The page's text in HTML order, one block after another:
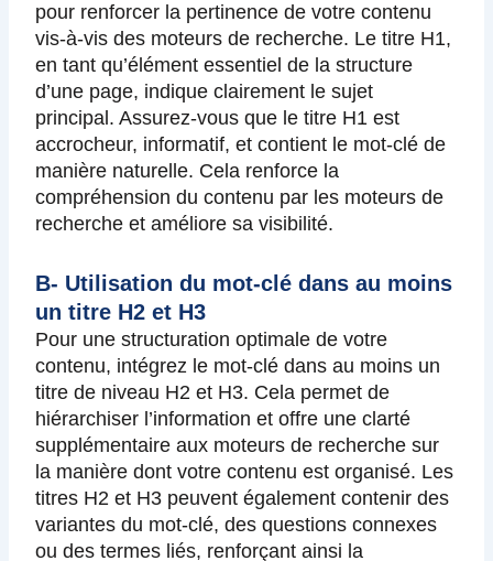
pour renforcer la pertinence de votre contenu
vis-à-vis des moteurs de recherche. Le titre H1,
en tant qu’élément essentiel de la structure
d’une page, indique clairement le sujet
principal. Assurez-vous que le titre H1 est
accrocheur, informatif, et contient le mot-clé de
manière naturelle. Cela renforce la
compréhension du contenu par les moteurs de
recherche et améliore sa visibilité.
B- Utilisation du mot-clé dans au moins
un titre H2 et H3
Pour une structuration optimale de votre
contenu, intégrez le mot-clé dans au moins un
titre de niveau H2 et H3. Cela permet de
hiérarchiser l’information et offre une clarté
supplémentaire aux moteurs de recherche sur
la manière dont votre contenu est organisé. Les
titres H2 et H3 peuvent également contenir des
variantes du mot-clé, des questions connexes
ou des termes liés, renforçant ainsi la